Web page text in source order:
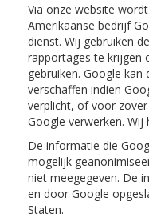
Via onze website
Amerikaanse bedrijf
dienst. Wij gebruiken
rapportages te krijgen
gebruiken. Google
verschaffen indien
verplicht, of voor
Google verwerken. Wij
De informatie die
mogelijk
niet meegegeven. De
en door Google
Staten.